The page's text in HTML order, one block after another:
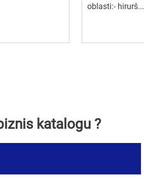
oblasti:- hirurš...
katalogu ?